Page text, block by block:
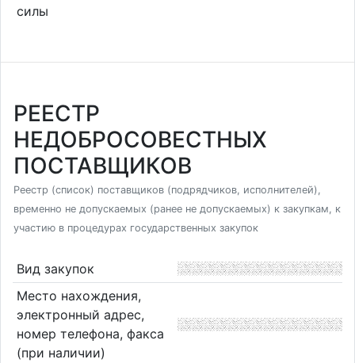
силы
РЕЕСТР
НЕДОБРОСОВЕСТНЫХ
ПОСТАВЩИКОВ
Реестр (список) поставщиков (подрядчиков, исполнителей),
временно не допускаемых (ранее не допускаемых) к закупкам, к
участию в процедурах государственных закупок
Вид закупок
Место нахождения,
электронный адрес,
номер телефона, факса
(при наличии)